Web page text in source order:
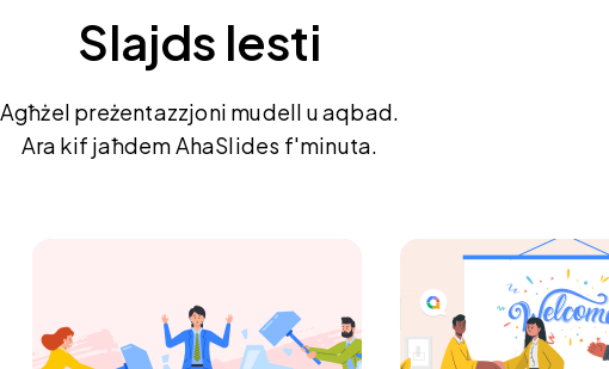
Slajds lesti
Agħżel preżentazzjoni mudell u aqbad.
Ara kif jaħdem AhaSlides f'minuta.